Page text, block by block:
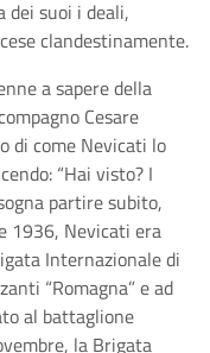
dei suoi i deali,
clandestinamente.
a sapere della
Cesare
di come Nevicati lo
“Hai visto? I
partire subito,
1936, Nevicati era
Internazionale di
“Romagna” e ad
al battaglione
la Brigata